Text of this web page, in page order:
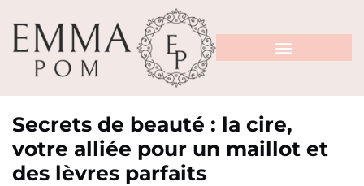
Secrets de beauté : la cire,
votre alliée pour un maillot et
des lèvres parfaits